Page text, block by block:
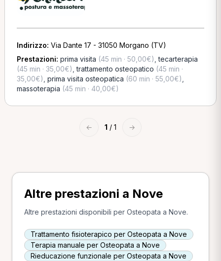
Indirizzo: Via Dante 17 - 31050 Morgano (TV)
Prestazioni: prima visita (45 min · 50,00€) ,tecarterapia
(45 min · 35,00€) ,trattamento osteopatico (45 min ·
35,00€) prima visita osteopatica (60 min · 55,00€)
massoterapia (45 min · 40,00€)
← 1 / 1 →
Altre prestazioni a Nove
Altre prestazioni disponibili per Osteopata a Nove.
Trattamento fisioterapico per Osteopata a Nove
Terapia manuale per Osteopata a Nove
Rieducazione funzionale per Osteopata a Nove